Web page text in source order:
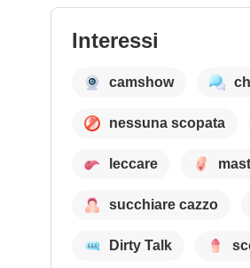
Interessi
camshow
nessuna scopata
leccare
succhiare cazzo
Dirty Talk